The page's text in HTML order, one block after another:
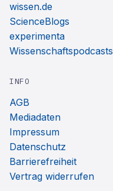
wissen.de
ScienceBlogs
experimenta
Wissenschaftspodcasts
INFO
AGB
Mediadaten
Impressum
Datenschutz
Barrierefreiheit
Vertrag widerrufen